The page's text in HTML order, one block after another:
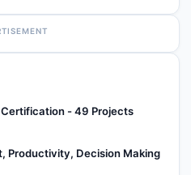
Certification - 49 Projects
Productivity, Decision Making